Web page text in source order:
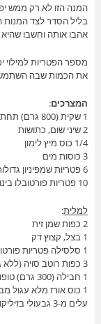
המנה הזו לא רק ממש
בליל הסדר לצד המנות
אהבו אותה וחשבו
מספר הפטריות למילוי
את הכמות שבה
המצרכים:
1 שקית (800 גרם) תחתיות ארטישוק מוקפאות (כ-8 תחתיות)
2 שיני שום, כתושות
1/4 כוס מיץ לימון
3 כוסות מים
6 פטריות שמפיניון גדולות, למילוי
10 פטריות פורטובלו בינוניות, למילוי
למלית:
2 כפות שמן זית
1 בצל, קצוץ דק
1 סלסילה פטריות פורטובלו, חתוכות לקוביות קטנות
3 כפות רוטב סויה (ללא גלוטן)
1 חבילה (300 גרם) טופו
1 כוס אורז מלא עגול מבושל
עלים מ-3 גבעולי בזיליקום, קצוצים